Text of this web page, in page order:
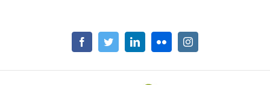
FacebookTwitterLinkedInFlickr Instagram